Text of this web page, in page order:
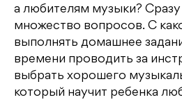
а любителям музыки? Сразу
множество вопросов. С
выполнять домашнее
времени проводить за
выбрать хорошего
который научит ребенка